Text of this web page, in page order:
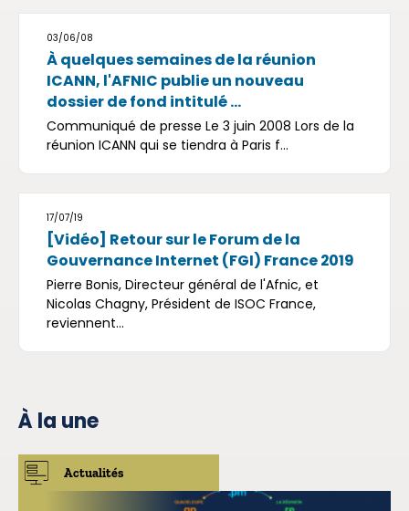
03/06/08
À quelques semaines de la réunion
ICANN, l'AFNIC publie un nouveau
dossier de fond intitulé ...
Communiqué de presse Le 3 juin 2008 Lors de la
réunion ICANN qui se tiendra à Paris f...
17/07/19
[Vidéo] Retour sur le Forum de la
Gouvernance Internet (FGI) France 2019
Pierre Bonis, Directeur général de l'Afnic, et
Nicolas Chagny, Président de ISOC France,
reviennent...
À la une
Actualités